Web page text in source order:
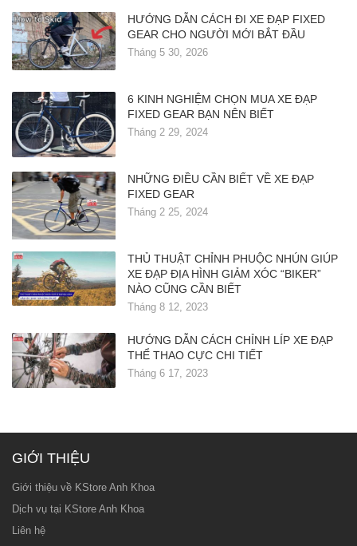
HƯỚNG DẪN CÁCH ĐI XE ĐẠP FIXED
GEAR CHO NGƯỜI MỚI BẮT ĐẦU
Tháng 5 30, 2026
6 KINH NGHIỆM CHỌN MUA XE ĐẠP
FIXED GEAR BẠN NÊN BIẾT
Tháng 2 29, 2024
NHỮNG ĐIỀU CẦN BIẾT VỀ XE ĐẠP
FIXED GEAR
Tháng 2 25, 2024
THỦ THUẬT CHỈNH PHUỘC NHÚN GIÚP
XE ĐẠP ĐỊA HÌNH GIẢM XÓC “BIKER”
NÀO CŨNG CẦN BIẾT
Tháng 8 12, 2023
HƯỚNG DẪN CÁCH CHỈNH LÍP XE ĐẠP
THỂ THAO CỰC CHI TIẾT
Tháng 6 17, 2023
GIỚI THIỆU
Giới thiệu về KStore Anh Khoa
Dịch vụ tại KStore Anh Khoa
Liên hệ